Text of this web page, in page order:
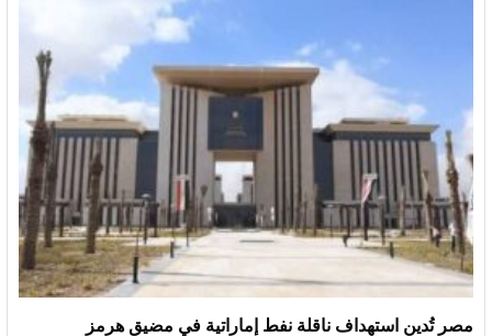
مصر تُدين استهداف ناقلة نفط إماراتية في مضيق هرمز